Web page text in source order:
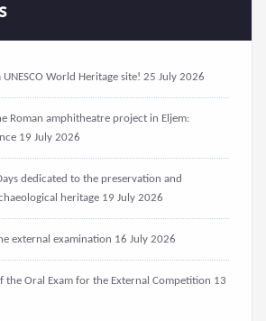
UNESCO World Heritage site! 25 July 2026
Roman amphitheatre project in Eljem:
19 July 2026
dedicated to the preservation and
heritage 19 July 2026
external examination 16 July 2026
the Oral Exam for the External Competition 13